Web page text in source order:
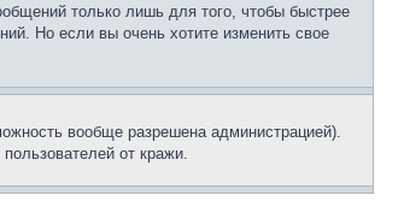
только лишь для того, чтобы быстрее
Но если вы очень хотите изменить свое
вообще разрешена администрацией).
от кражи.